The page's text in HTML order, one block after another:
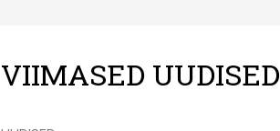
VIIMASED UUDISED